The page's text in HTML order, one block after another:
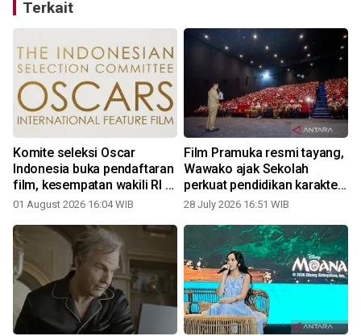
Terkait
Komite seleksi Oscar
Indonesia buka pendaftaran
film, kesempatan wakili RI di
Oscar 2027
01 August 2026 16:04 WIB
Film Pramuka resmi tayang,
Wawako ajak Sekolah
perkuat pendidikan karakter
siswa
28 July 2026 16:51 WIB